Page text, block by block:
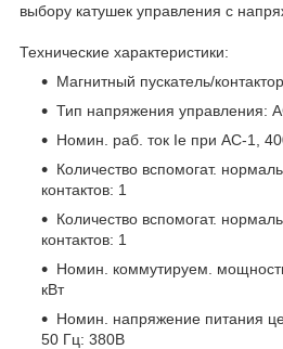
выбору катушек управления с
Технические характеристики:
Магнитный пускатель/
Тип напряжения управления:
Номин. раб. ток Ie при AC-1,
Количество вспомогат.
контактов: 1
Количество вспомогат.
контактов: 1
Номин. коммутируем.
кВт
Номин. напряжение питания
50 Гц: 380В